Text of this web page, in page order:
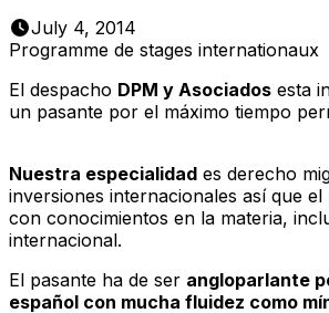
July 4, 2014
Programme de stages internationaux
El despacho DPM y Asociados esta
un pasante por el máximo tiempo
Nuestra especialidad es derecho
inversiones internacionales así que
con conocimientos en la materia,
internacional.
El pasante ha de ser angloparlante
español con mucha fluidez como